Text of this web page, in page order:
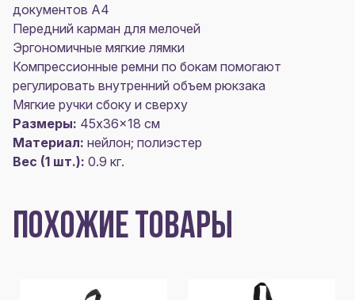
документов А4
Передний карман для мелочей
Эргономичные мягкие лямки
Компрессионные ремни по бокам помогают
регулировать внутренний объем рюкзака
Мягкие ручки сбоку и сверху
Размеры: 45x36x18 см
Материал: нейлон; полиэстер
Вес (1 шт.): 0.9 кг.
ПОХОЖИЕ ТОВАРЫ